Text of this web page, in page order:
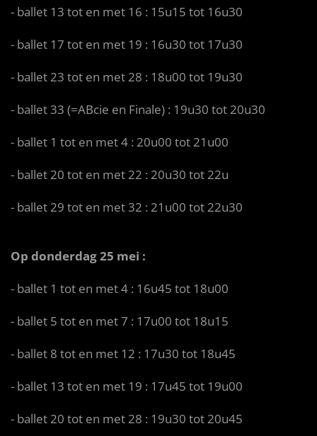
- ballet 13 tot en met 16 : 15u15 tot 16u30
- ballet 17 tot en met 19 : 16u30 tot 17u30
- ballet 23 tot en met 28 : 18u00 tot 19u30
- ballet 33 (=ABcie en Finale) : 19u30 tot 20u30
- ballet 1 tot en met 4 : 20u00 tot 21u00
- ballet 20 tot en met 22 : 20u30 tot 22u
- ballet 29 tot en met 32 : 21u00 tot 22u30
Op donderdag 25 mei :
- ballet 1 tot en met 4 : 16u45 tot 18u00
- ballet 5 tot en met 7 : 17u00 tot 18u15
- ballet 8 tot en met 12 : 17u30 tot 18u45
- ballet 13 tot en met 19 : 17u45 tot 19u00
- ballet 20 tot en met 28 : 19u30 tot 20u45